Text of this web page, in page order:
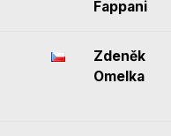
Fappani
Zdeněk
Omelka